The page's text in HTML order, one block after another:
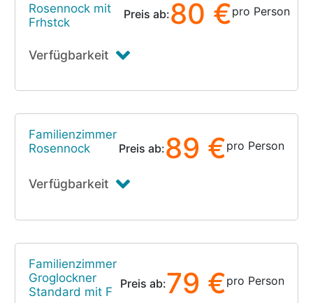
Rosennock mit
Frhstck
Preis ab:80 €pro Person
Verfügbarkeit
Familienzimmer
Rosennock
Preis ab:89 €pro Person
Verfügbarkeit
Familienzimmer
Groglockner
Standard mit F
Preis ab:79 €pro Person